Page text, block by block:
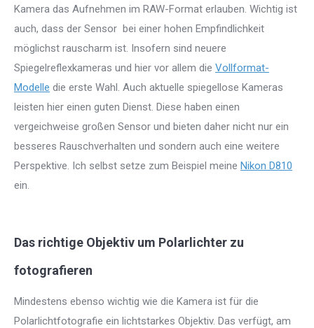
Kamera das Aufnehmen im RAW-Format erlauben. Wichtig ist
auch, dass der Sensor bei einer hohen Empfindlichkeit
möglichst rauscharm ist. Insofern sind neuere
Spiegelreflexkameras und hier vor allem die Vollformat-
Modelle die erste Wahl. Auch aktuelle spiegellose Kameras
leisten hier einen guten Dienst. Diese haben einen
vergeichweise großen Sensor und bieten daher nicht nur ein
besseres Rauschverhalten und sondern auch eine weitere
Perspektive. Ich selbst setze zum Beispiel meine Nikon D810
ein.
Das richtige Objektiv um Polarlichter zu
fotografieren
Mindestens ebenso wichtig wie die Kamera ist für die
Polarlichtfotografie ein lichtstarkes Objektiv. Das verfügt, am